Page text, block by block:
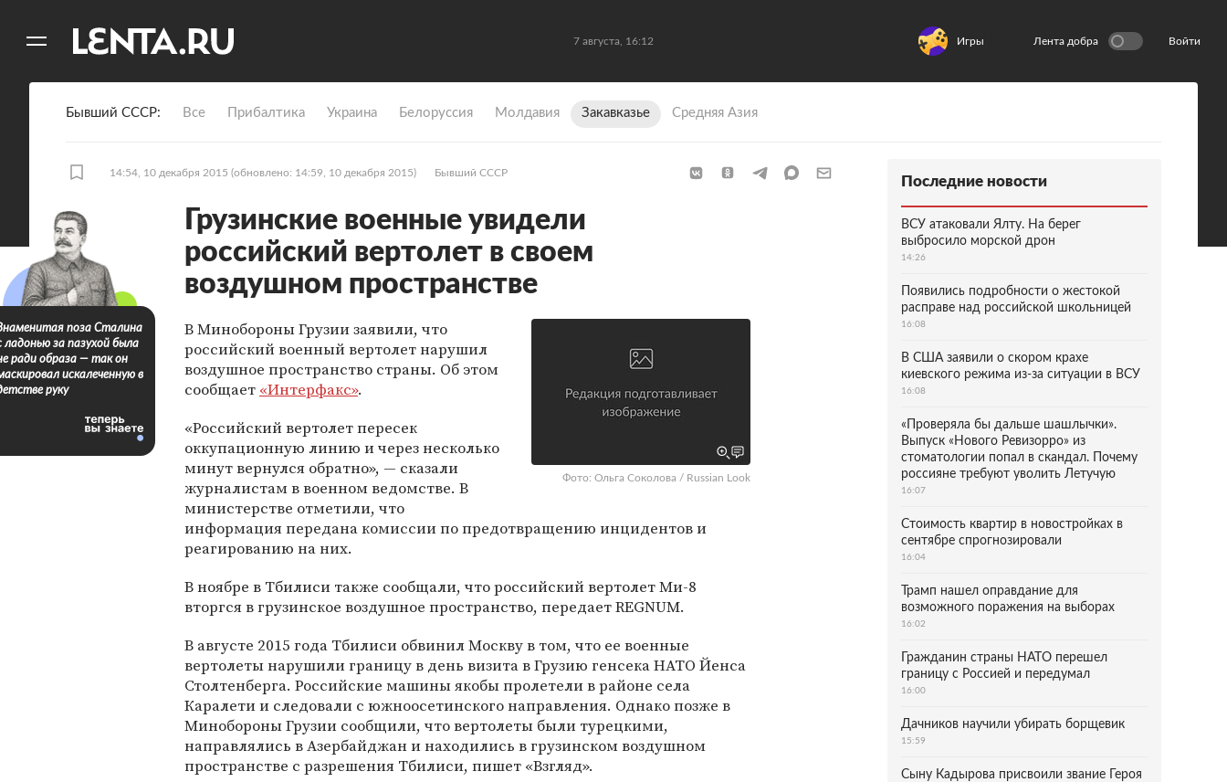
7 августа, 16:12 Игры Лента добра Войти
Бывший СССР Все Прибалтика Украина Белоруссия Молдавия Закавказье Средняя Азия
14:54, 10 декабря 2015 (обновлено: 14:59, 10 декабря 2015) Бывший СССР
Грузинские военные увидели
российский вертолет в своем
воздушном пространстве
Фото: Ольга Соколова / Russian Look
В Минобороны Грузии заявили, что
российский военный вертолет нарушил
воздушное пространство страны. Об этом
сообщает «Интерфакс».
«Российский вертолет пересек
оккупационную линию и через несколько
минут вернулся обратно», — сказали
журналистам в военном ведомстве. В
министерстве отметили, что
информация передана комиссии по предотвращению инцидентов и
реагированию на них.
В ноябре в Тбилиси также сообщали, что российский вертолет Ми-8
вторгся в грузинское воздушное пространство, передает REGNUM.
В августе 2015 года Тбилиси обвинил Москву в том, что ее военные
вертолеты нарушили границу в день визита в Грузию генсека НАТО Йенса
Столтенберга. Российские машины якобы пролетели в районе села
Каралети и следовали с южноосетинского направления. Однако позже в
Минобороны Грузии сообщили, что вертолеты были турецкими,
направлялись в Азербайджан и находились в грузинском воздушном
пространстве с разрешения Тбилиси, пишет «Взгляд».
поза Сталина
ладонью за пазухой была
ради образа — так он
искалеченную в
руку
Последние новости
ВСУ атаковали Ялту. На берег
выбросило морской дрон
14:26
Появились подробности о жестокой
расправе над российской школьницей
16:08
В США заявили о скором крахе
киевского режима из-за ситуации в ВСУ
16:08
«Проверяла бы дальше шашлычки».
Выпуск «Нового Ревизорро» из
стоматологии попал в скандал. Почему
россияне требуют уволить Летучую
16:07
Стоимость квартир в новостройках в
сентябре спрогнозировали
16:04
Трамп нашел оправдание для
возможного поражения на выборах
16:02
Гражданин страны НАТО перешел
границу с Россией и передумал
16:00
Дачников научили убирать борщевик
15:59
Сыну Кадырова присвоили звание Героя